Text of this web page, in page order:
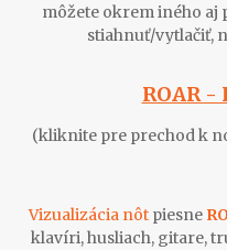
môžete okrem iného aj
stiahnuť/vytlačiť,
ROAR -
(kliknite pre prechod k
Vizualizácia nôtpiesne
klavíri, husliach, gitare,